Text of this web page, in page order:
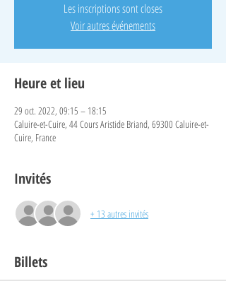
Les inscriptions sont closes
Voir autres événements
Heure et lieu
29 oct. 2022, 09:15 – 18:15
Caluire-et-Cuire, 44 Cours Aristide Briand, 69300 Caluire-et-
Cuire, France
Invités
+ 13 autres invités
Billets